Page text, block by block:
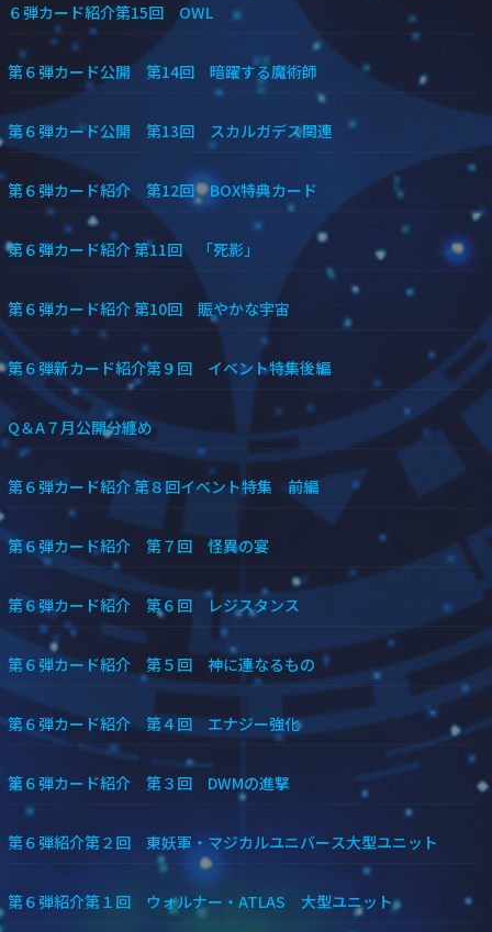
６弾カード紹介第15回 OWL
第６弾カード公開 第14回 暗躍する魔術師
第６弾カード公開 第13回 スカルガデス関連
第６弾カード紹介 第12回 BOX特典カード
第６弾カード紹介 第11回 「死影」
第６弾カード紹介 第10回 賑やかな宇宙
第６弾新カード紹介第９回 イベント特集後編
Q＆A７月公開分纏め
第６弾カード紹介 第８回イベント特集 前編
第６弾カード紹介 第７回 怪異の宴
第６弾カード紹介 第６回 レジスタンス
第６弾カード紹介 第５回 神に連なるもの
第６弾カード紹介 第４回 エナジー強化
第６弾カード紹介 第３回 DWMの進撃
第６弾紹介第２回 東妖軍・マジカルユニバース大型ユニット
第６弾紹介第１回 ウォルナー・ATLAS 大型ユニット